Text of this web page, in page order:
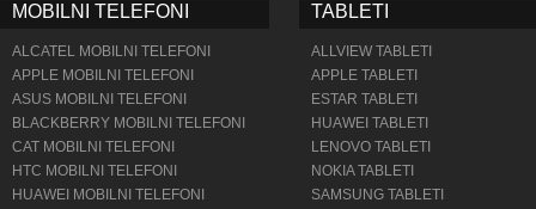
MOBILNI TELEFONI
ALCATEL MOBILNI TELEFONI
APPLE MOBILNI TELEFONI
ASUS MOBILNI TELEFONI
BLACKBERRY MOBILNI TELEFONI
CAT MOBILNI TELEFONI
HTC MOBILNI TELEFONI
HUAWEI MOBILNI TELEFONI
TABLETI
ALLVIEW TABLETI
APPLE TABLETI
ESTAR TABLETI
HUAWEI TABLETI
LENOVO TABLETI
NOKIA TABLETI
SAMSUNG TABLETI